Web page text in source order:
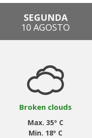
SEGUNDA
10 AGOSTO
Broken clouds
Max. 35º C
Min. 18º C